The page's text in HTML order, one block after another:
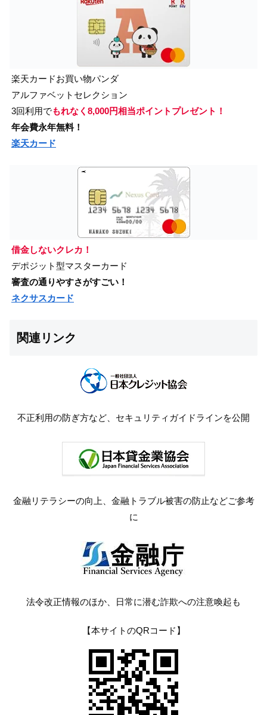
楽天カードお買い物パンダ
アルファベットセレクション
3回利用でもれなく8,000円相当ポイントプレゼント！
年会費永年無料！
楽天カード
借金しないクレカ！
デポジット型マスターカード
審査の通りやすさがすごい！
ネクサスカード
関連リンク
不正利用の防ぎ方など、セキュリティガイドラインを公開
金融リテラシーの向上、金融トラブル被害の防止などご参考
に
法令改正情報のほか、日常に潜む詐欺への注意喚起も
【本サイトのQRコード】